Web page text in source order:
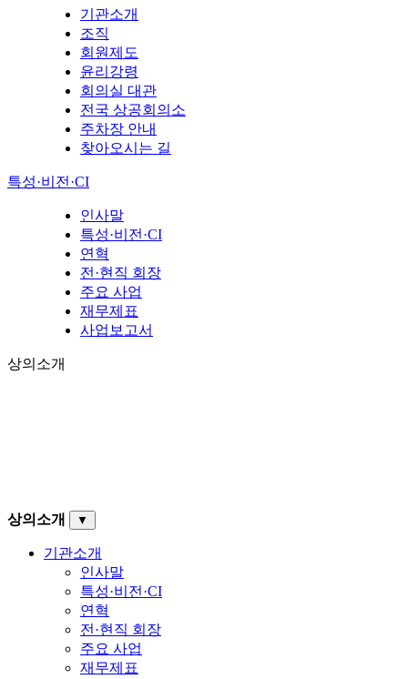
기관소개
조직
회원제도
윤리강령
회의실 대관
전국 상공회의소
주차장 안내
찾아오시는 길
특성·비전·CI
인사말
특성·비전·CI
연혁
전·현직 회장
주요 사업
재무제표
사업보고서
상의소개
상의소개 ▼
기관소개
인사말
특성·비전·CI
연혁
전·현직 회장
주요 사업
재무제표